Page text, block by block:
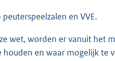
en VVE.
wet, worden er vanuit het
houden en waar mogelijk